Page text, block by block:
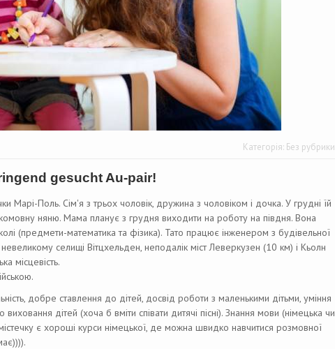
Категорія: Без рубрики
gesucht Au-pair!
Марі-Поль. Сім'я з трьох чоловік, дружина з чоловіком і дочка. У грудні їй
няню. Мама планує з грудня виходити на роботу на півдня. Вона
(предмети-математика та фізика). Тато працює інженером з будівельної
селищі Вітцхельден, неподалік міст Леверкузен (10 км) і Кьолн
місцевість.
добре ставлення до дітей, досвід роботи з маленькими дітьми, уміння
дітей (хоча б вміти співати дитячі пісні). Знання мови (німецька чи
є хороші курси німецької, де можна швидко навчитися розмовної